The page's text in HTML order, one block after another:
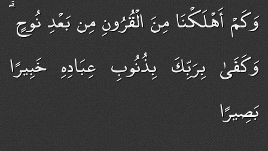
وَكَمْ أَهْلَكْنَا مِنَ الْقُرُونِ مِن بَعْدِ نُوحٍ ۗ
وَكَفَىٰ بِرَبِّكَ بِذُنُوبِ عِبَادِهِ خَبِيرًا
بَصِيرًا